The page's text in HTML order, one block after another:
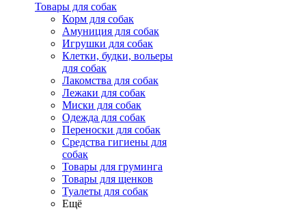
Товары для собак
Корм для собак
Амуниция для собак
Игрушки для собак
Клетки, будки, вольеры
для собак
Лакомства для собак
Лежаки для собак
Миски для собак
Одежда для собак
Переноски для собак
Средства гигиены для
собак
Товары для груминга
Товары для щенков
Туалеты для собак
Ещё